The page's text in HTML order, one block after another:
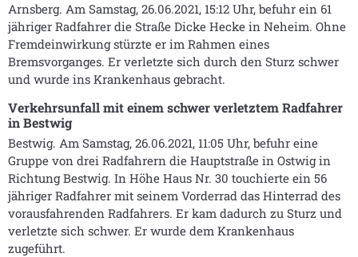
Arnsberg. Am Samstag, 26.06.2021, 15:12 Uhr, befuhr ein 61
jähriger Radfahrer die Straße Dicke Hecke in Neheim. Ohne
Fremdeinwirkung stürzte er im Rahmen eines
Bremsvorganges. Er verletzte sich durch den Sturz schwer
und wurde ins Krankenhaus gebracht.
Verkehrsunfall mit einem schwer verletztem Radfahrer
in Bestwig
Bestwig. Am Samstag, 26.06.2021, 11:05 Uhr, befuhr eine
Gruppe von drei Radfahrern die Hauptstraße in Ostwig in
Richtung Bestwig. In Höhe Haus Nr. 30 touchierte ein 56
jähriger Radfahrer mit seinem Vorderrad das Hinterrad des
vorausfahrenden Radfahrers. Er kam dadurch zu Sturz und
verletzte sich schwer. Er wurde dem Krankenhaus
zugeführt.